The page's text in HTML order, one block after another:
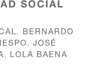
SOCIAL
,
BERNARDO
, JOSÉ
, LOLA BAENA